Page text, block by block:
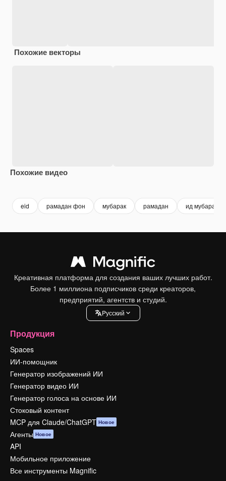
Похожие векторы
Похожие видео
eid рамадан фон мубарак рамадан ид мубарак
Креативная платформа для создания ваших лучших работ.
Более 1 миллиона подписчиков среди креаторов,
предприятий, агентств и студий.
Pусский
Продукция
Spaces
ИИ-помощник
Генератор изображений ИИ
Генератор видео ИИ
Генератор голоса на основе ИИ
Стоковый контент
MCP для Claude/ChatGPT Новое
Агенты Новое
API
Мобильное приложение
Все инструменты Magnific